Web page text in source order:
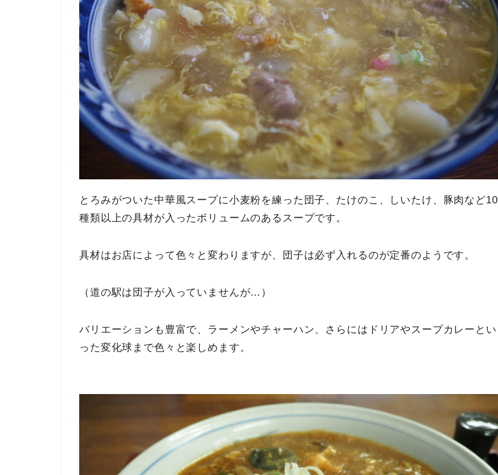
とろみがついた中華風スープに小麦粉を練った団子、たけのこ、しいたけ、豚肉など10
種類以上の具材が入ったボリュームのあるスープです。
具材はお店によって色々と変わりますが、団子は必ず入れるのが定番のようです。
（道の駅は団子が入っていませんが…）
バリエーションも豊富で、ラーメンやチャーハン、さらにはドリアやスープカレーとい
った変化球まで色々と楽しめます。